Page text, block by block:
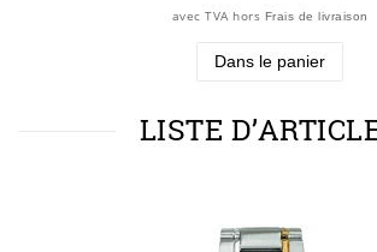
avec TVA hors Frais de livraison
Dans le panier
LISTE